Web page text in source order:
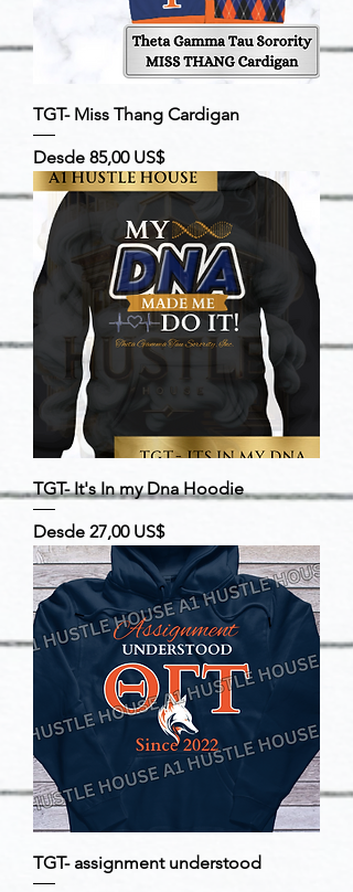
TGT- Miss Thang Cardigan
Desde 85,00 US$
Precio de oferta
TGT- It's In my Dna Hoodie
Desde 27,00 US$
Precio de oferta
TGT- assignment understood